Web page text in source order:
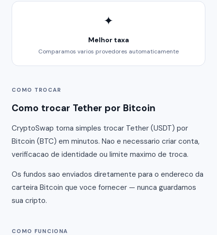
✦
Melhor taxa
Comparamos varios provedores automaticamente
COMO TROCAR
Como trocar Tether por Bitcoin
CryptoSwap torna simples trocar Tether (USDT) por
Bitcoin (BTC) em minutos. Nao e necessario criar conta,
verificacao de identidade ou limite maximo de troca.
Os fundos sao enviados diretamente para o endereco da
carteira Bitcoin que voce fornecer — nunca guardamos
sua cripto.
COMO FUNCIONA